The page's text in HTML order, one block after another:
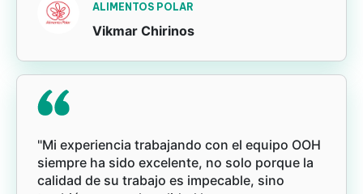
ALIMENTOS POLAR
Vikmar Chirinos
"Mi experiencia trabajando con el equipo OOH
siempre ha sido excelente, no solo porque la
calidad de su trabajo es impecable, sino